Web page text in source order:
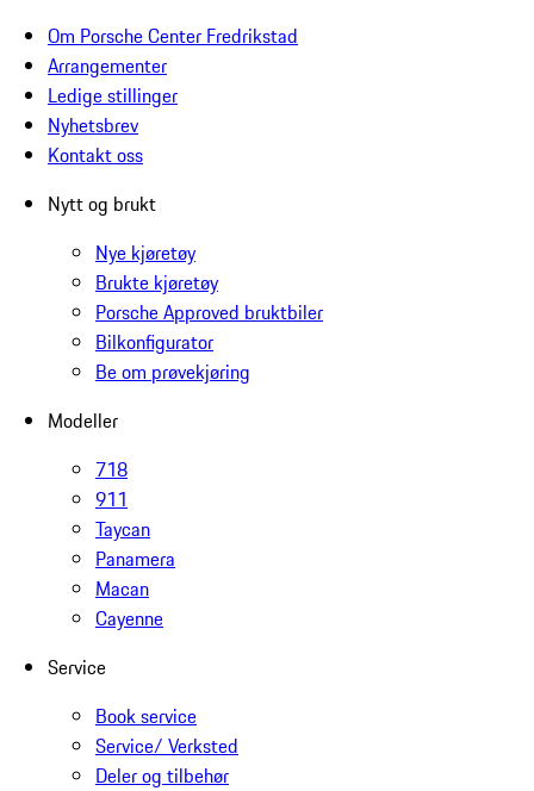
Om Porsche Center Fredrikstad
Arrangementer
Ledige stillinger
Nyhetsbrev
Kontakt oss
Nytt og brukt
Nye kjøretøy
Brukte kjøretøy
Porsche Approved bruktbiler
Bilkonfigurator
Be om prøvekjøring
Modeller
718
911
Taycan
Panamera
Macan
Cayenne
Service
Book service
Service/ Verksted
Deler og tilbehør